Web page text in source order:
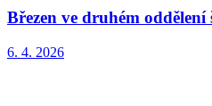
Březen ve druhém
6. 4. 2026